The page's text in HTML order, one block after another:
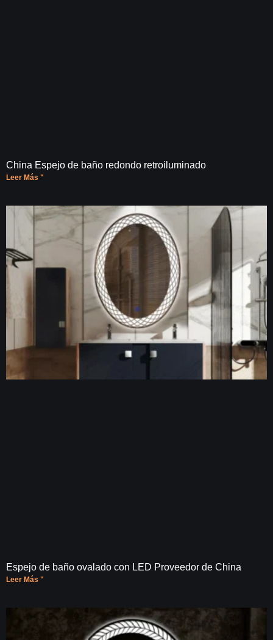
China Espejo de baño redondo retroiluminado
Leer Más "
Espejo de baño ovalado con LED Proveedor de China
Leer Más "